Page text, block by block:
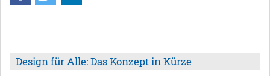
Design für Alle: Das Konzept in Kürze